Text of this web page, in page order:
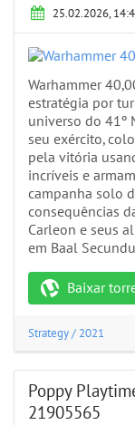
25.02.2026,
Warhammer
estratégia por
universo do 41º
seu exército,
pela vitória
incríveis e
campanha solo
consequências
Carleon e seus
em Baal
Baixar
Strategy/ 2021
Poppy
21905565